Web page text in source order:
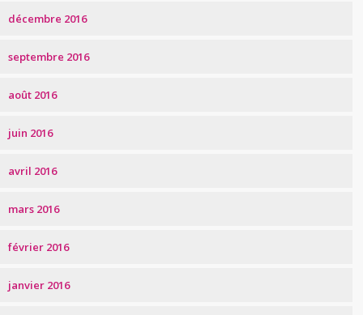
décembre 2016
septembre 2016
août 2016
juin 2016
avril 2016
mars 2016
février 2016
janvier 2016